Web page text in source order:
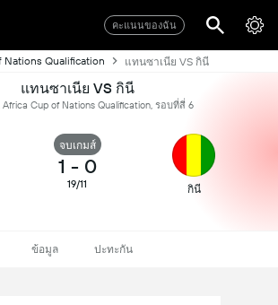
คะแนนของฉัน
Nations Qualification แทนซาเนีย VS กินี
แทนซาเนีย VS กินี
Cup of Nations Qualification, รอบที่สี่ 6
จบเกมส์
1 - 0
19/11 กินี
ข้อมูล ปะทะกัน